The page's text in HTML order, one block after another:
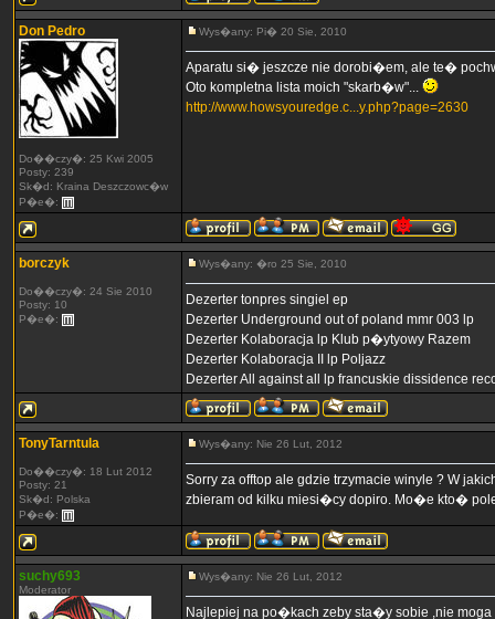
Don Pedro
Do��czy�: 25 Kwi 2005
Posty: 239
Sk�d: Kraina Deszczowc�w
P�e�:
Wys�any: Pi� 20 Sie, 2010
Aparatu si� jeszcze nie dorobi�em, ale te�
Oto kompletna lista moich "skarb�w"...
http://www.howsyouredge.c...y.php?page=2630
borczyk
Do��czy�: 24 Sie 2010
Posty: 10
P�e�:
Wys�any: �ro 25 Sie, 2010
Dezerter tonpres singiel ep
Dezerter Underground out of poland mmr 003 lp
Dezerter Kolaboracja lp Klub p�ytyowy Razem
Dezerter Kolaboracja II lp Poljazz
Dezerter All against all lp francuskie dissidence
TonyTarntula
Do��czy�: 18 Lut 2012
Posty: 21
Sk�d: Polska
P�e�:
Wys�any: Nie 26 Lut, 2012
Sorry za offtop ale gdzie trzymacie winyle ? W
zbieram od kilku miesi�cy dopiro. Mo�e kto�
suchy693
Moderator
Wys�any: Nie 26 Lut, 2012
Najlepiej na po�kach zeby sta�y sobie ,nie moga